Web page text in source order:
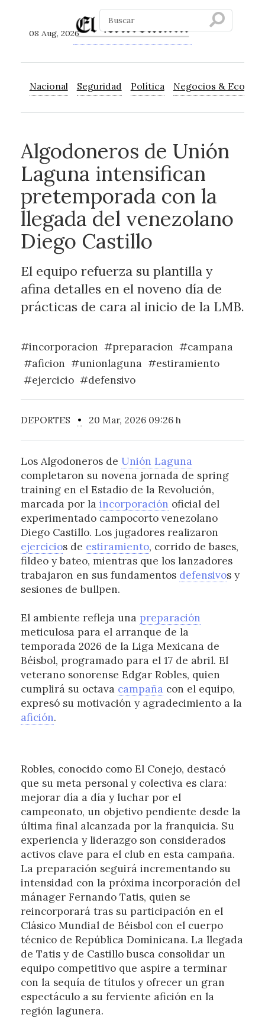
08 Aug, 2026
Nacional Seguridad Política Negocios &
Algodoneros de Unión
Laguna intensifican
pretemporada con la
llegada del venezolano
Diego Castillo
El equipo refuerza su plantilla y
afina detalles en el noveno día de
prácticas de cara al inicio de la LMB.
#incorporacion #preparacion #campana
#aficion #unionlaguna #estiramiento
#ejercicio #defensivo
DEPORTES • 20 Mar, 2026 09:26 h
Los Algodoneros de Unión Laguna
completaron su novena jornada de spring
training en el Estadio de la Revolución,
marcada por la incorporación oficial del
experimentado campocorto venezolano
Diego Castillo. Los jugadores realizaron
ejercicios de estiramiento, corrido de bases,
fildeo y bateo, mientras que los lanzadores
trabajaron en sus fundamentos defensivos y
sesiones de bullpen.
El ambiente refleja una preparación
meticulosa para el arranque de la
temporada 2026 de la Liga Mexicana de
Béisbol, programado para el 17 de abril. El
veterano sonorense Edgar Robles, quien
cumplirá su octava campaña con el equipo,
expresó su motivación y agradecimiento a la
afición.
Robles, conocido como El Conejo, destacó
que su meta personal y colectiva es clara:
mejorar día a día y luchar por el
campeonato, un objetivo pendiente desde la
última final alcanzada por la franquicia. Su
experiencia y liderazgo son considerados
activos clave para el club en esta campaña.
La preparación seguirá incrementando su
intensidad con la próxima incorporación del
mánager Fernando Tatis, quien se
reincorporará tras su participación en el
Clásico Mundial de Béisbol con el cuerpo
técnico de República Dominicana. La llegada
de Tatis y de Castillo busca consolidar un
equipo competitivo que aspire a terminar
con la sequía de títulos y ofrecer un gran
espectáculo a su ferviente afición en la
región lagunera.